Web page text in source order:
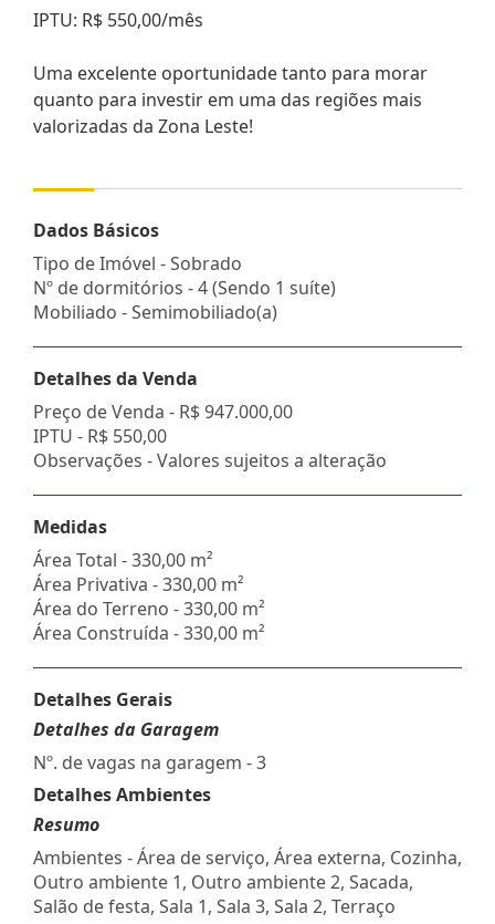
IPTU: R$ 550,00/mês
Uma excelente oportunidade tanto para morar
quanto para investir em uma das regiões mais
valorizadas da Zona Leste!
Dados Básicos
Tipo de Imóvel - Sobrado
Nº de dormitórios - 4 (Sendo 1 suíte)
Mobiliado - Semimobiliado(a)
Detalhes da Venda
Preço de Venda - R$ 947.000,00
IPTU - R$ 550,00
Observações - Valores sujeitos a alteração
Medidas
Área Total - 330,00 m²
Área Privativa - 330,00 m²
Área do Terreno - 330,00 m²
Área Construída - 330,00 m²
Detalhes Gerais
Detalhes da Garagem
Nº. de vagas na garagem - 3
Detalhes Ambientes
Resumo
Ambientes - Área de serviço, Área externa, Cozinha,
Outro ambiente 1, Outro ambiente 2, Sacada,
Salão de festa, Sala 1, Sala 3, Sala 2, Terraço